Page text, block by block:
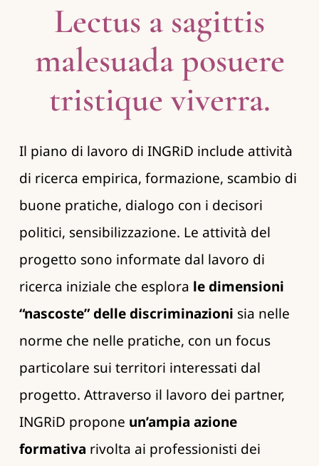
Lectus a sagittis
malesuada posuere
tristique viverra.
Il piano di lavoro di INGRiD include attività
di ricerca empirica, formazione, scambio di
buone pratiche, dialogo con i decisori
politici, sensibilizzazione. Le attività del
progetto sono informate dal lavoro di
ricerca iniziale che esplora le dimensioni
“nascoste” delle discriminazioni sia nelle
norme che nelle pratiche, con un focus
particolare sui territori interessati dal
progetto. Attraverso il lavoro dei partner,
INGRiD propone un’ampia azione
formativa rivolta ai professionisti dei